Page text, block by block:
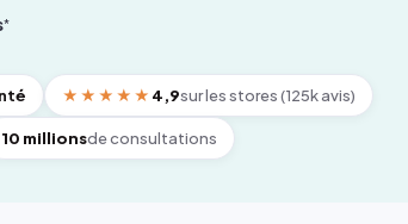
*
★★★★★ 4,9sur les stores (125k avis)
10 millionsde consultations